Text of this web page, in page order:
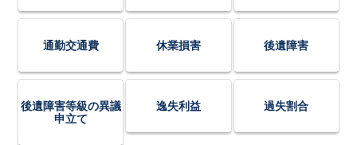
通勤交通費 休業損害 後遺障害
後遺障害等級の異議
申立て
逸失利益 過失割合